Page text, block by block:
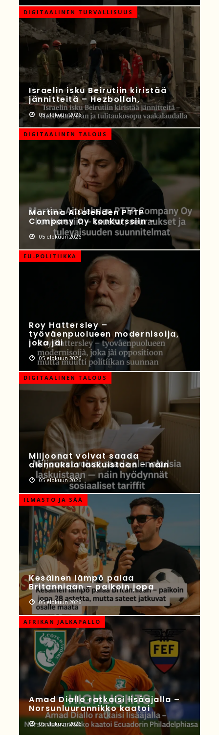
DIGITAALINEN TURVALLISUUS
Israelin isku Beirutiin kiristää
jännitteitä – Hezbollah,
05 elokuun 2026
DIGITAALINEN TALOUS
Martina Aitolehden PTTP
Company Oy konkurssiin –
05 elokuun 2026
EU-POLITIIKKA
Roy Hattersley –
työväenpuolueen modernisoija,
joka jäi
05 elokuun 2026
DIGITAALINEN TALOUS
Miljoonat voivat saada
alennuksia laskuistaan – näin
05 elokuun 2026
ILMASTO JA SÄÄ
Kesäinen lämpö palaa
Britanniaan – paikoin jopa
05 elokuun 2026
AFRIKAN JALKAPALLO
Amad Diallo ratkaisi lisäajalla –
Norsunluurannikko kaatoi
05 elokuun 2026